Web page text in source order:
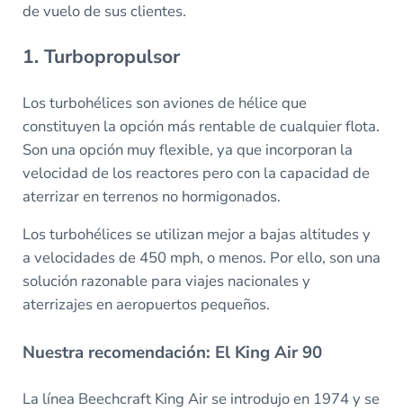
de vuelo de sus clientes.
1. Turbopropulsor
Los turbohélices son aviones de hélice que
constituyen la opción más rentable de cualquier flota.
Son una opción muy flexible, ya que incorporan la
velocidad de los reactores pero con la capacidad de
aterrizar en terrenos no hormigonados.
Los turbohélices se utilizan mejor a bajas altitudes y
a velocidades de 450 mph, o menos. Por ello, son una
solución razonable para viajes nacionales y
aterrizajes en aeropuertos pequeños.
Nuestra recomendación: El King Air 90
La línea Beechcraft King Air se introdujo en 1974 y se